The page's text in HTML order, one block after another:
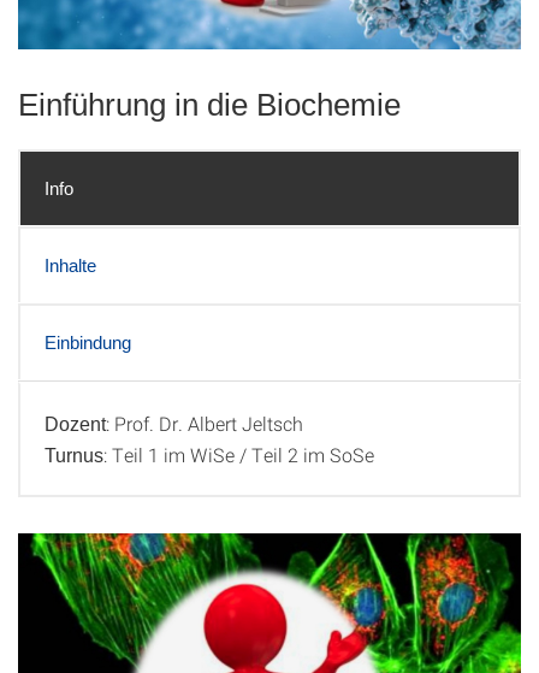
Einführung in die Biochemie
Info
Inhalte
Einbindung
Info
Dozent: Prof. Dr. Albert Jeltsch
Turnus: Teil 1 im WiSe / Teil 2 im SoSe